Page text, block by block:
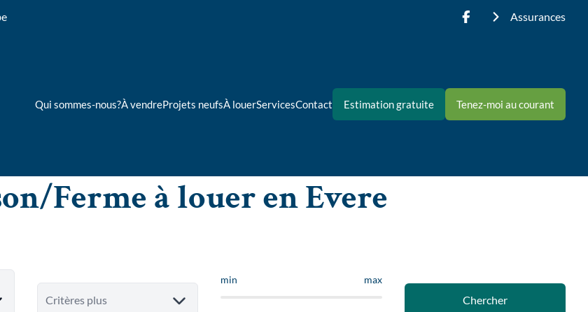
Assurances
Qui sommes-nous?À vendreProjets neufsÀ louerServicesContact Estimation gratuite Tenez-moi au courant
Ferme à louer en Evere
Critères plus
min max
Chercher